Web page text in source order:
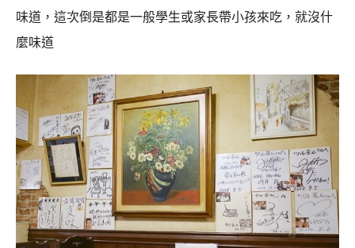
味道，這次倒是都是一般學生或家長帶小孩來吃，就沒什
麼味道